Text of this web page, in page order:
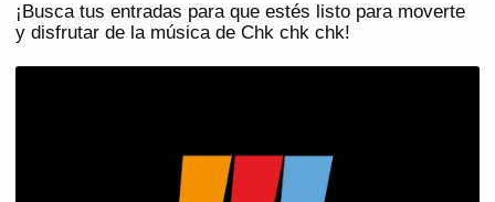
¡Busca tus entradas para que estés listo para moverte
y disfrutar de la música de Chk chk chk!